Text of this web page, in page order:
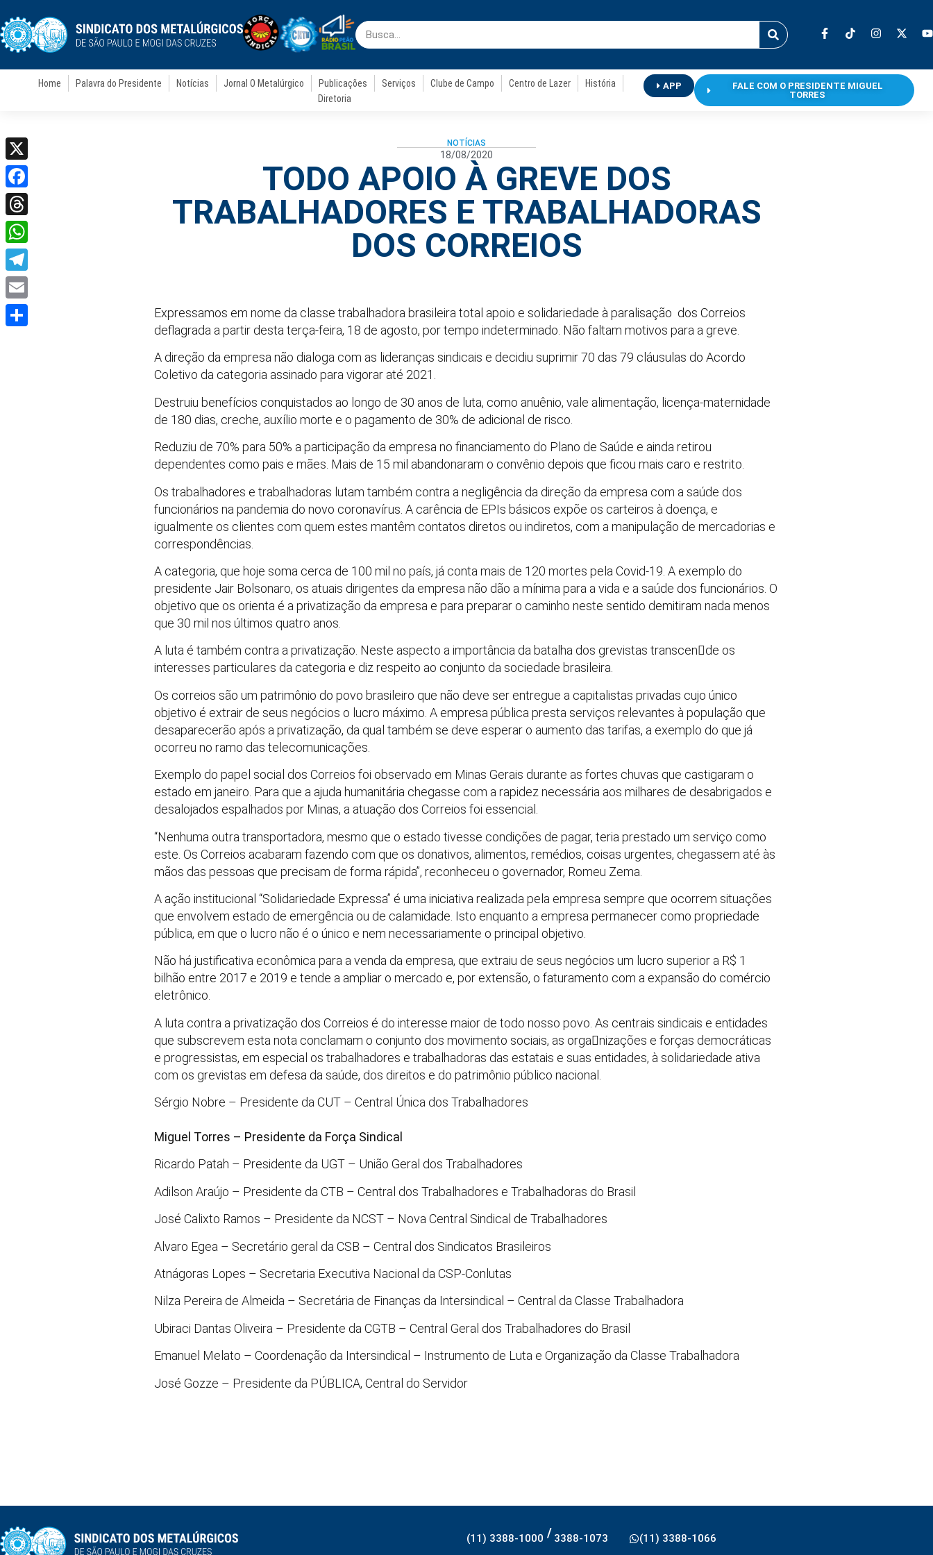
Home Palavra do Presidente Notícias Jornal O Metalúrgico Publicações Serviços Clube de Campo Centro de Lazer
História
Diretoria
APP
FALE COM O PRESIDENTE MIGUEL
TORRES
NOTÍCIAS
18/08/2020
TODO APOIO À GREVE DOS
TRABALHADORES E TRABALHADORAS
DOS CORREIOS
Expressamos em nome da classe trabalhadora brasileira total apoio e solidariedade à paralisação dos Correios
deflagrada a partir desta terça-feira, 18 de agosto, por tempo indeterminado. Não faltam motivos para a greve.
A direção da empresa não dialoga com as lideranças sindicais e decidiu suprimir 70 das 79 cláusulas do Acordo
Coletivo da categoria assinado para vigorar até 2021.
Destruiu benefícios conquistados ao longo de 30 anos de luta, como anuênio, vale alimentação, licença-maternidade
de 180 dias, creche, auxílio morte e o pagamento de 30% de adicional de risco.
Reduziu de 70% para 50% a participação da empresa no financiamento do Plano de Saúde e ainda retirou
dependentes como pais e mães. Mais de 15 mil abandonaram o convênio depois que ficou mais caro e restrito.
Os trabalhadores e trabalhadoras lutam também contra a negligência da direção da empresa com a saúde dos
funcionários na pandemia do novo coronavírus. A carência de EPIs básicos expõe os carteiros à doença, e
igualmente os clientes com quem estes mantêm contatos diretos ou indiretos, com a manipulação de mercadorias e
correspondências.
A categoria, que hoje soma cerca de 100 mil no país, já conta mais de 120 mortes pela Covid-19. A exemplo do
presidente Jair Bolsonaro, os atuais dirigentes da empresa não dão a mínima para a vida e a saúde dos funcionários. O
objetivo que os orienta é a privatização da empresa e para preparar o caminho neste sentido demitiram nada menos
que 30 mil nos últimos quatro anos.
A luta é também contra a privatização. Neste aspecto a importância da batalha dos grevistas transcen￾de os
interesses particulares da categoria e diz respeito ao conjunto da sociedade brasileira.
Os correios são um patrimônio do povo brasileiro que não deve ser entregue a capitalistas privadas cujo único
objetivo é extrair de seus negócios o lucro máximo. A empresa pública presta serviços relevantes à população que
desaparecerão após a privatização, da qual também se deve esperar o aumento das tarifas, a exemplo do que já
ocorreu no ramo das telecomunicações.
Exemplo do papel social dos Correios foi observado em Minas Gerais durante as fortes chuvas que castigaram o
estado em janeiro. Para que a ajuda humanitária chegasse com a rapidez necessária aos milhares de desabrigados e
desalojados espalhados por Minas, a atuação dos Correios foi essencial.
“Nenhuma outra transportadora, mesmo que o estado tivesse condições de pagar, teria prestado um serviço como
este. Os Correios acabaram fazendo com que os donativos, alimentos, remédios, coisas urgentes, chegassem até às
mãos das pessoas que precisam de forma rápida”, reconheceu o governador, Romeu Zema.
A ação institucional “Solidariedade Expressa” é uma iniciativa realizada pela empresa sempre que ocorrem situações
que envolvem estado de emergência ou de calamidade. Isto enquanto a empresa permanecer como propriedade
pública, em que o lucro não é o único e nem necessariamente o principal objetivo.
Não há justificativa econômica para a venda da empresa, que extraiu de seus negócios um lucro superior a R$ 1
bilhão entre 2017 e 2019 e tende a ampliar o mercado e, por extensão, o faturamento com a expansão do comércio
eletrônico.
A luta contra a privatização dos Correios é do interesse maior de todo nosso povo. As centrais sindicais e entidades
que subscrevem esta nota conclamam o conjunto dos movimento sociais, as orga￾nizações e forças democráticas
e progressistas, em especial os trabalhadores e trabalhadoras das estatais e suas entidades, à solidariedade ativa
com os grevistas em defesa da saúde, dos direitos e do patrimônio público nacional.
Sérgio Nobre – Presidente da CUT – Central Única dos Trabalhadores
Miguel Torres – Presidente da Força Sindical
Ricardo Patah – Presidente da UGT – União Geral dos Trabalhadores
Adilson Araújo – Presidente da CTB – Central dos Trabalhadores e Trabalhadoras do Brasil
José Calixto Ramos – Presidente da NCST – Nova Central Sindical de Trabalhadores
Alvaro Egea – Secretário geral da CSB – Central dos Sindicatos Brasileiros
Atnágoras Lopes – Secretaria Executiva Nacional da CSP-Conlutas
Nilza Pereira de Almeida – Secretária de Finanças da Intersindical – Central da Classe Trabalhadora
Ubiraci Dantas Oliveira – Presidente da CGTB – Central Geral dos Trabalhadores do Brasil
Emanuel Melato – Coordenação da Intersindical – Instrumento de Luta e Organização da Classe Trabalhadora
José Gozze – Presidente da PÚBLICA, Central do Servidor
(11) 3388-1000 / 3388-1073 (11) 3388-1066
X
Facebook
Threads
WhatsApp
Telegram
Email